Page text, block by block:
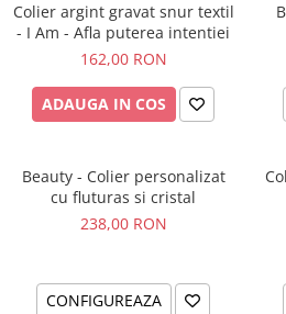
Colier argint gravat snur textil
- I Am - Afla puterea intentiei
162,00 RON
ADAUGA IN COS
Beauty - Colier personalizat
cu fluturas si cristal
238,00 RON
CONFIGUREAZA